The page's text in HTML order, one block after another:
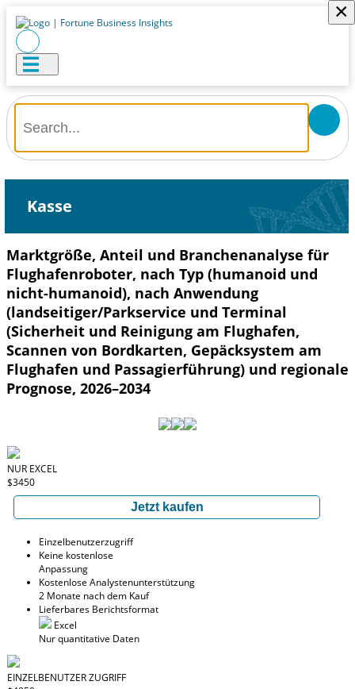
×
Kasse
Marktgröße, Anteil und Branchenanalyse für
Flughafenroboter, nach Typ (humanoid und
nicht-humanoid), nach Anwendung
(landseitiger/Parkservice und Terminal
(Sicherheit und Reinigung am Flughafen,
Scannen von Bordkarten, Gepäcksystem am
Flughafen und Passagierführung) und regionale
Prognose, 2026–2034
NUR EXCEL
$3450
Jetzt kaufen
Einzelbenutzerzugriff
Keine kostenlose
Anpassung
Kostenlose Analystenunterstützung
2 Monate nach dem Kauf
Lieferbares Berichtsformat
Excel
Nur quantitative Daten
EINZELBENUTZER ZUGRIFF